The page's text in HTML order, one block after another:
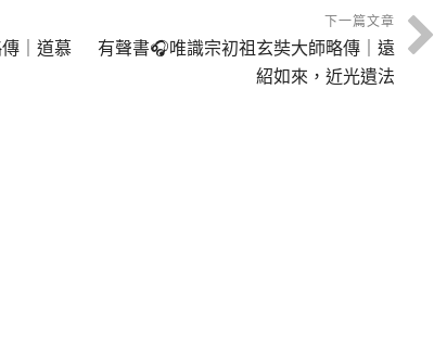
｜道慕
下一篇文章
有聲書🎧唯識宗初祖玄奘大師略傳｜遠
紹如來，近光遺法